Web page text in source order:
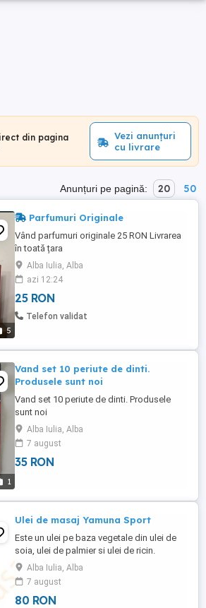
din pagina
Vezi anunțuri
cu livrare
Anunțuri pe pagină: 20 50
5
Parfumuri Originale
Vând parfumuri originale 25 RON Livrarea
în toată țara
Alba Iulia, Alba
azi 12:24
25 RON
Telefon validat
1
Vand set 10 periute de dinti.
Produsele sunt noi
Vand set 10 periute de dinti. Produsele
sunt noi
Alba Iulia, Alba
7 august
35 RON
Ulei de masaj Yamuna Sport
Este un ulei pe baza vegetale din ulei de
soia, ulei de palmier si ulei de ricin.
Uleiuriile esentiale de menta si rozmarin
afecteaza sistemul nervos central
stimuland astfel mintea oferind o relaxare
profunda. Prin efectul lor de racire si
Alba Iulia, Alba
7 august
80 RON